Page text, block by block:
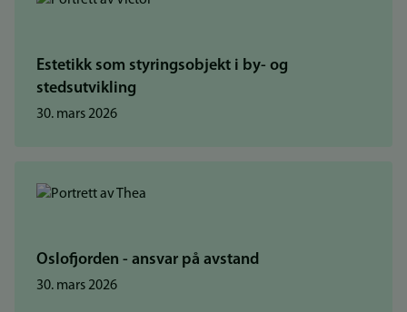
Estetikk som styringsobjekt i by- og
stedsutvikling
30. mars 2026
Oslofjorden - ansvar på avstand
30. mars 2026